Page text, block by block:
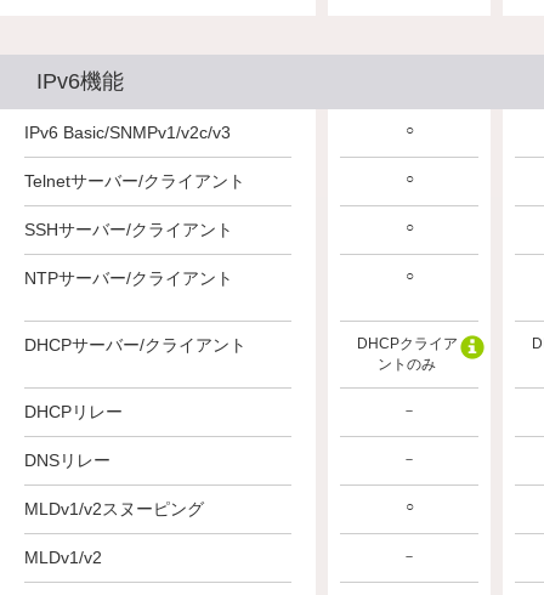
IPv6機能
IPv6 Basic/SNMPv1/v2c/v3
Telnetサーバー/クライアント
SSHサーバー/クライアント
NTPサーバー/クライアント
DHCPサーバー/クライアント
DHCPリレー
DNSリレー
MLDv1/v2スヌーピング
MLDv1/v2
○
○
○
－
DHCPクライア
－
－
○
－
○
－
DHCPクライア
○
○
○
○
DHCPクライア
ントのみ
－
－
○
－